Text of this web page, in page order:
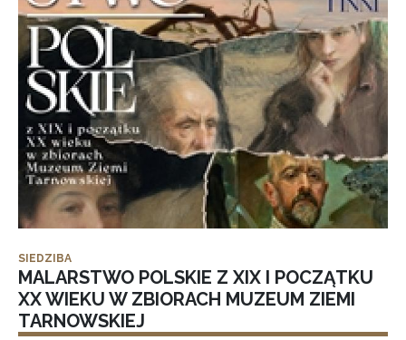
SIEDZIBA
MALARSTWO POLSKIE Z XIX I POCZĄTKU
XX WIEKU W ZBIORACH MUZEUM ZIEMI
TARNOWSKIEJ